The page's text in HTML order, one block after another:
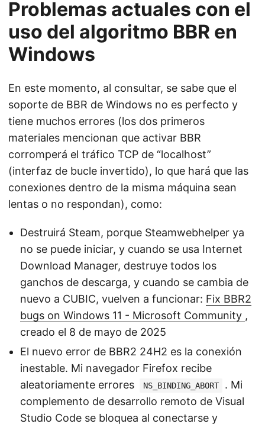
Problemas actuales con el
uso del algoritmo BBR en
Windows
En este momento, al consultar, se sabe que el
soporte de BBR de Windows no es perfecto y
tiene muchos errores (los dos primeros
materiales mencionan que activar BBR
corromperá el tráfico TCP de “localhost”
(interfaz de bucle invertido), lo que hará que las
conexiones dentro de la misma máquina sean
lentas o no respondan), como:
Destruirá Steam, porque Steamwebhelper ya
no se puede iniciar, y cuando se usa Internet
Download Manager, destruye todos los
ganchos de descarga, y cuando se cambia de
nuevo a CUBIC, vuelven a funcionar: Fix BBR2
bugs on Windows 11 - Microsoft Community ,
creado el 8 de mayo de 2025
El nuevo error de BBR2 24H2 es la conexión
inestable. Mi navegador Firefox recibe
aleatoriamente errores
NS_BINDING_ABORT
. Mi
complemento de desarrollo remoto de Visual
Studio Code se bloquea al conectarse y